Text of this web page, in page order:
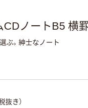
CDノートB5 横
ぶ。紳士なノート
抜き）